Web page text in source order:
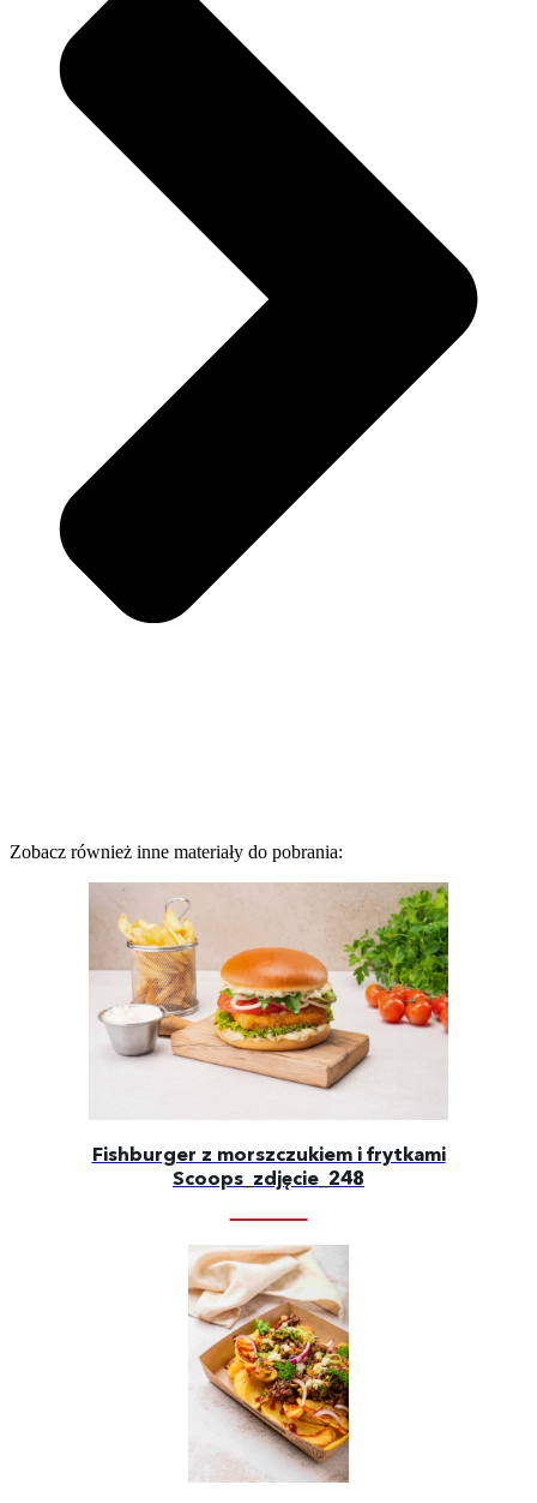
Zobacz również inne materiały do pobrania:
Fishburger z morszczukiem i frytkami
Scoops_zdjęcie_248